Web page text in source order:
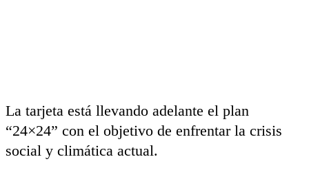
La tarjeta está llevando adelante el plan
“24×24” con el objetivo de enfrentar la crisis
social y climática actual.